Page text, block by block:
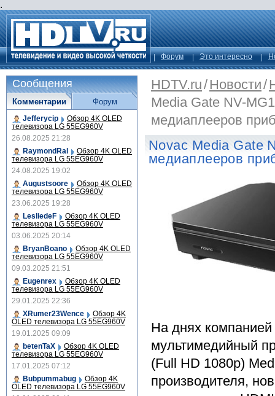
.
Форум Это интересно
HDTV.ru/Новости/
Media Gate NV-
медиаплееров
Novac Media Gate
медиаплееров
На днях
мультимедийный
(Full HD 1080p)
производителя,
Сообщения
Комментарии
Jefferycip Обзор 4K OLED
телевизора LG 55EG960V
26.08.2025 21:28
RaymondRal
Обзор 4K OLED
телевизора LG 55EG960V
24.08.2025 19:02
Augustsoore
Обзор 4K OLED
телевизора LG 55EG960V
23.06.2025 19:28
LesliedeF
Обзор 4K OLED
телевизора LG 55EG960V
03.06.2025 20:14
BryanBoano
Обзор 4K OLED
телевизора LG 55EG960V
09.03.2025 21:51
Eugenrex
Обзор 4K OLED
телевизора LG 55EG960V
29.01.2025 22:36
XRumer23Wence
Обзор 4K
OLED телевизора LG 55EG960V
19.01.2025 09:09
betenTaX
Обзор 4K OLED
телевизора LG 55EG960V
17.01.2025 07:12
Bubpummabug
Обзор 4K
OLED телевизора LG 55EG960V
Форум